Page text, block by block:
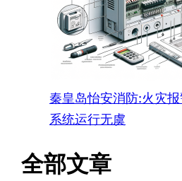
秦皇岛怡安消防:火灾
系统运行无虞
全部文章